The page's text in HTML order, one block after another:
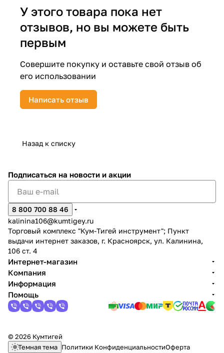
У этого товара пока нет
отзывов, но вы можете быть
первым
Совершите покупку и оставьте свой отзыв об
его использовании
Написать отзыв
Назад к списку
Подписаться на новости и акции
8 800 700 88 46
kalinina106@kumtigey.ru
Торговый комплекс "Кум-Тигей инструмент"; Пункт
выдачи интернет заказов, г. Красноярск, ул. Калинина,
106 ст. 4
Интернет-магазин
Компания
Информация
Помощь
© 2026 Кумтигей
Темная тема Политики КонфиденциальностиОферта
недели
раз в 2 недели